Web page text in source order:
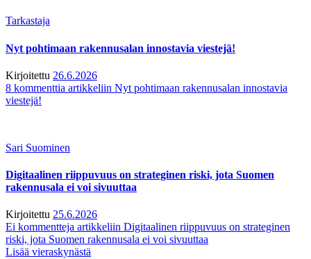
Tarkastaja
Nyt pohtimaan rakennusalan innostavia viestejä!
Kirjoitettu 26.6.2026
8 kommenttia artikkeliin Nyt pohtimaan rakennusalan innostavia
viestejä!
Sari Suominen
Digitaalinen riippuvuus on strateginen riski, jota Suomen
rakennusala ei voi sivuuttaa
Kirjoitettu 25.6.2026
Ei kommentteja artikkeliin Digitaalinen riippuvuus on strateginen
riski, jota Suomen rakennusala ei voi sivuuttaa
Lisää vieraskynästä